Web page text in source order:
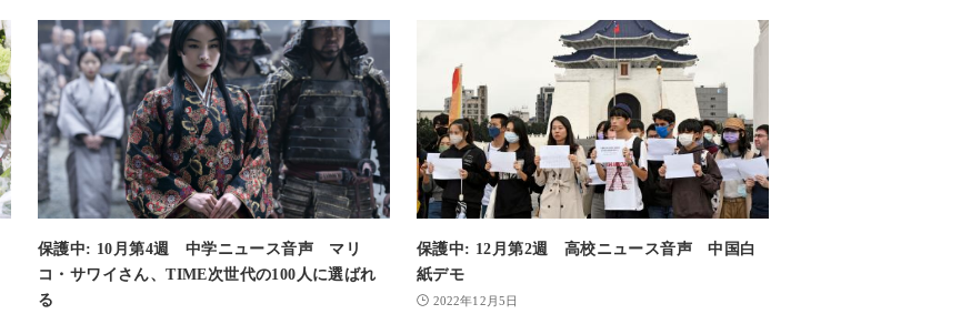
保護中: 10月第4週 中学ニュース音声 マリ
コ・サワイさん、TIME次世代の100人に選ばれ
る
保護中: 12月第2週 高校ニュース音声 中国白
紙デモ
2022年12月5日